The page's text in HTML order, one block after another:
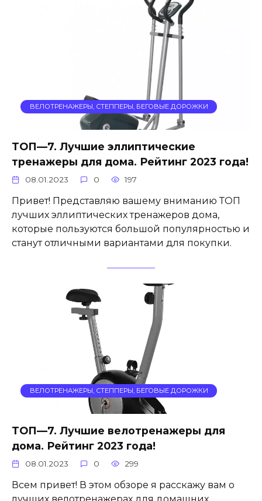
ВЕЛОТРЕНАЖЕРЫ, СТЕППЕРЫ, БЕГОВЫЕ ДОРОЖКИ
ТОП—7. Лучшие эллиптические
тренажеры для дома. Рейтинг 2023 года!
08.01.2023 0 197
Привет! Представляю вашему вниманию ТОП
лучших эллиптических тренажеров дома,
которые пользуются большой популярностью и
станут отличными вариантами для покупки.
ВЕЛОТРЕНАЖЕРЫ, СТЕППЕРЫ, БЕГОВЫЕ ДОРОЖКИ
ТОП—7. Лучшие велотренажеры для
дома. Рейтинг 2023 года!
08.01.2023 0 299
Всем привет! В этом обзоре я расскажу вам о